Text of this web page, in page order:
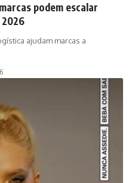
podem escalar
ajudam marcas a